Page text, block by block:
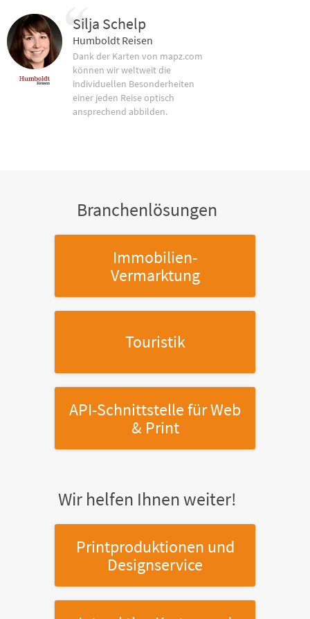
Silja Schelp
Humboldt Reisen
Dank der Karten von mapz.com
können wir weltweit die
individuellen Besonderheiten
einer jeden Reise optisch
ansprechend abbilden.
Branchenlösungen
Immobilien-
Vermarktung
Touristik
API-Schnittstellefür Web
& Print
Wir helfen Ihnen weiter!
Printproduktionen und
Designservice